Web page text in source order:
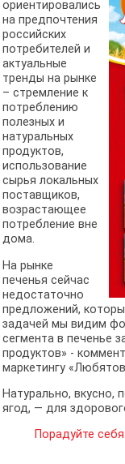
ориентировались
на предпочтения
российских
потребителей и
актуальные
тренды на рынке
– стремление к
потреблению
полезных и
натуральных
продуктов,
использование
сырья локальных
поставщиков,
возрастающее
потребление вне
дома.
На рынке
печенья сейчас
недостаточно
предложений,
задачей мы видим
сегмента в печенье
продуктов» -
маркетингу
Натурально, вкусно,
ягод, — для
Порадуйте